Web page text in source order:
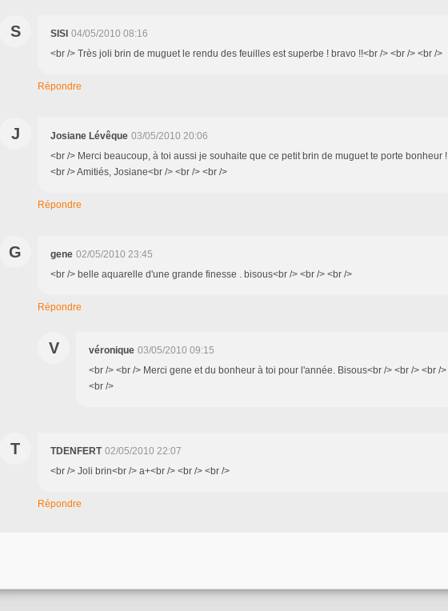
S SISI 04/05/2010 08:16
<br /> Très joli brin de muguet le rendu des feuilles est superbe ! bravo !!<br /> <br /> <br />
Répondre
J Josiane Lévêque 03/05/2010 20:06
<br /> Merci beaucoup, à toi aussi je souhaite que ce petit brin de muguet te porte bonheur !
<br /> Amitiés, Josiane<br /> <br /> <br />
Répondre
G gene 02/05/2010 23:45
<br /> belle aquarelle d'une grande finesse . bisous<br /> <br /> <br />
Répondre
V véronique 03/05/2010 09:15
<br /> <br /> Merci gene et du bonheur à toi pour l'année. Bisous<br /> <br /> <br />
<br />
T TDENFERT 02/05/2010 22:07
<br /> Joli brin<br /> a+<br /> <br /> <br />
Répondre